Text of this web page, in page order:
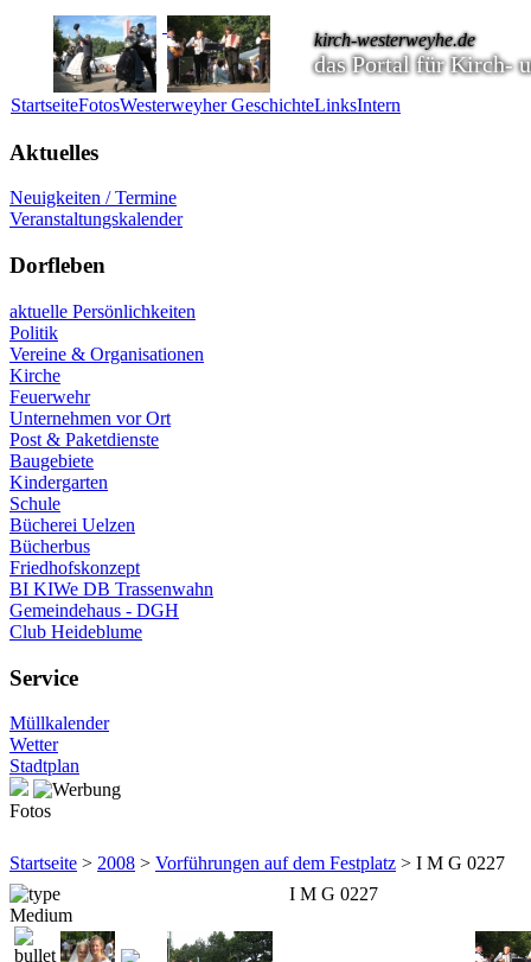
kirch-westerweyhe.de
das Portal für Kirch-
StartseiteFotosWesterweyher GeschichteLinksIntern
Aktuelles
Neuigkeiten / Termine
Veranstaltungskalender
Dorfleben
aktuelle Persönlichkeiten
Politik
Vereine & Organisationen
Kirche
Feuerwehr
Unternehmen vor Ort
Post & Paketdienste
Baugebiete
Kindergarten
Schule
Bücherei Uelzen
Bücherbus
Friedhofskonzept
BI KIWe DB Trassenwahn
Gemeindehaus - DGH
Club Heideblume
Service
Müllkalender
Wetter
Stadtplan
Fotos
Startseite > 2008 > Vorführungen auf dem Festplatz > I M G 0227
I M G 0227
Medium